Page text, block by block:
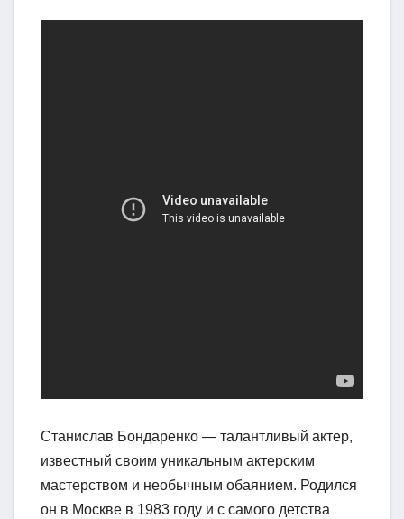
Станислав Бондаренко — талантливый актер,
известный своим уникальным актерским
мастерством и необычным обаянием. Родился
он в Москве в 1983 году и с самого детства